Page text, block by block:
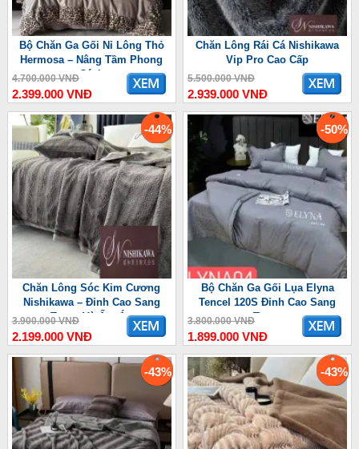
Bộ Chăn Ga Gối Nỉ Lông Thỏ
Hermosa – Nâng Tầm Phong
Cách
4.700.000 VNĐ
2.399.000 VNĐ
Chăn Lông Rái Cá Nishikawa
Vip Pro Cao Cấp
5.500.000 VNĐ
2.939.000 VNĐ
-44%
Chăn Lông Sóc Kim Cương
Nishikawa – Đỉnh Cao Sang
Trọng Và Ấm Áp
3.900.000 VNĐ
2.199.000 VNĐ
-50%
Bộ Chăn Ga Gối Lụa Elyna
Tencel 120S Đỉnh Cao Sang
Trọng
3.800.000 VNĐ
1.899.000 VNĐ
-43% -43%